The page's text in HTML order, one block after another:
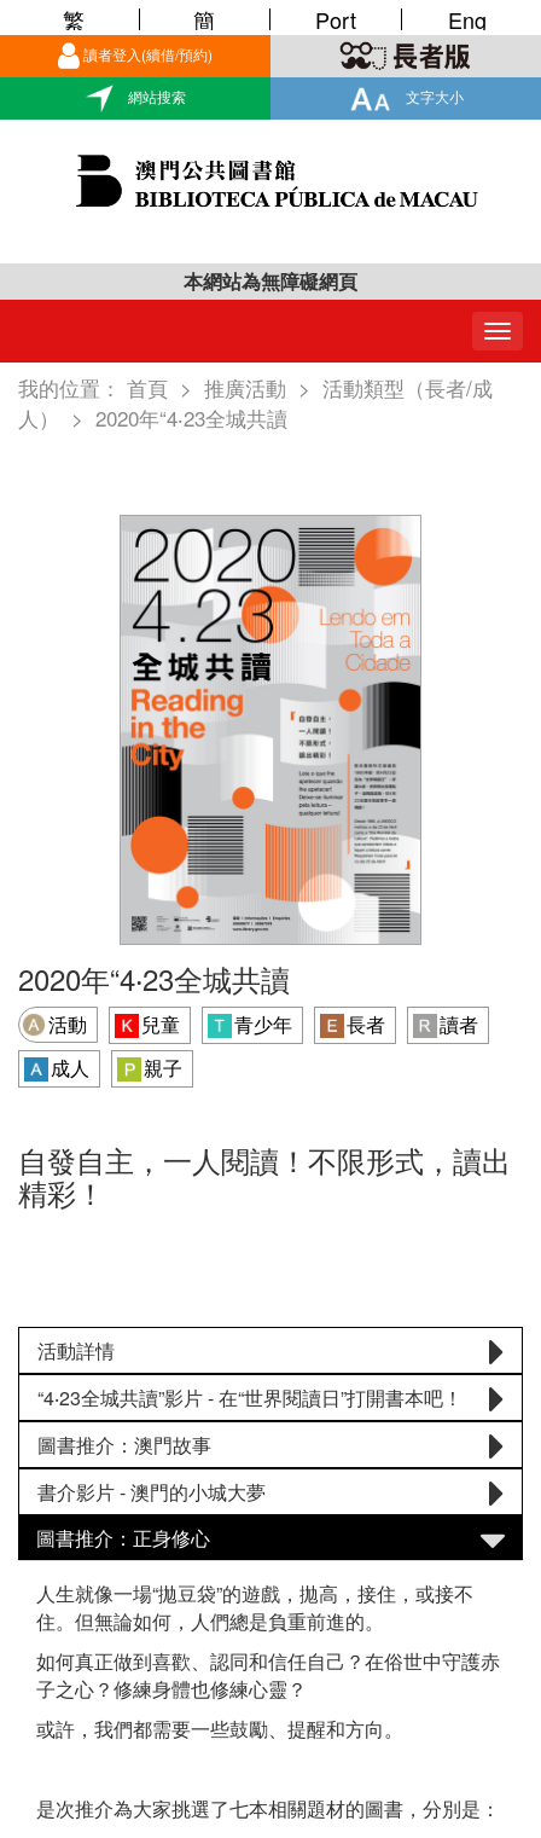
讀者登入(續借/預約)
網站搜索 文字大小
繁 簡 Port Eng
本網站為無障礙網頁
我的位置： 首頁 > 推廣活動 > 活動類型（長者/成
人）
> 2020年“4‧23全城共讀
2020年“4‧23全城共讀
活動 兒童 青少年 長者
讀者
成人
親子
自發自主，一人閱讀！不限形式，讀出
精彩！
活動詳情
“4‧23全城共讀”影片 - 在“世界閱讀日”打開書本吧！
圖書推介：澳門故事
書介影片 - 澳門的小城大夢
圖書推介：正身修心
人生就像一場“拋豆袋”的遊戲，拋高，接住，或接不
住。但無論如何，人們總是負重前進的。
如何真正做到喜歡、認同和信任自己？在俗世中守護赤
子之心？修練身體也修練心靈？
或許，我們都需要一些鼓勵、提醒和方向。
是次推介為大家挑選了七本相關題材的圖書，分別是：